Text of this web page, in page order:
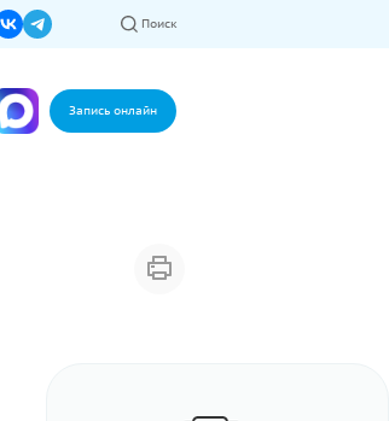
Поиск
Запись онлайн